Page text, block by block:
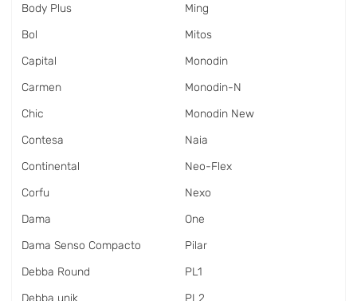
Body Plus
Bol
Capital
Carmen
Chic
Contesa
Continental
Corfu
Dama
Dama Senso Compacto
Debba Round
Debba unik
Ming
Mitos
Monodin
Monodin-N
Monodin New
Naia
Neo-Flex
Nexo
One
Pilar
PL1
PL2